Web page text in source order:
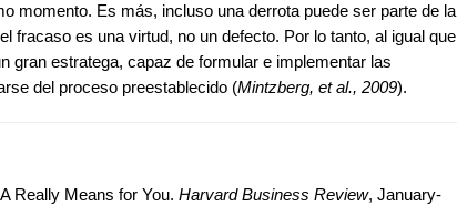
momento. Es más, incluso una derrota puede ser parte de la
fracaso es una virtud, no un defecto. Por lo tanto, al igual que
gran estratega, capaz de formular e implementar las
del proceso preestablecido (Mintzberg, et al., 2009).
Really Means for You. Harvard Business Review, January-